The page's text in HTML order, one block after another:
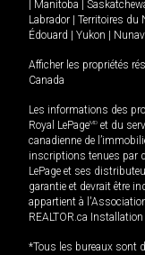
Manitoba
Labrador
Territoires du
Édouard
Yukon
Afficher les propriétés
Canada
Les informations des
Royal LePageMD et du
canadienne de
inscriptions tenues par
LePage et ses
garantie et devrait être
appartient à
REALTOR.ca
*Tous les bureaux sont